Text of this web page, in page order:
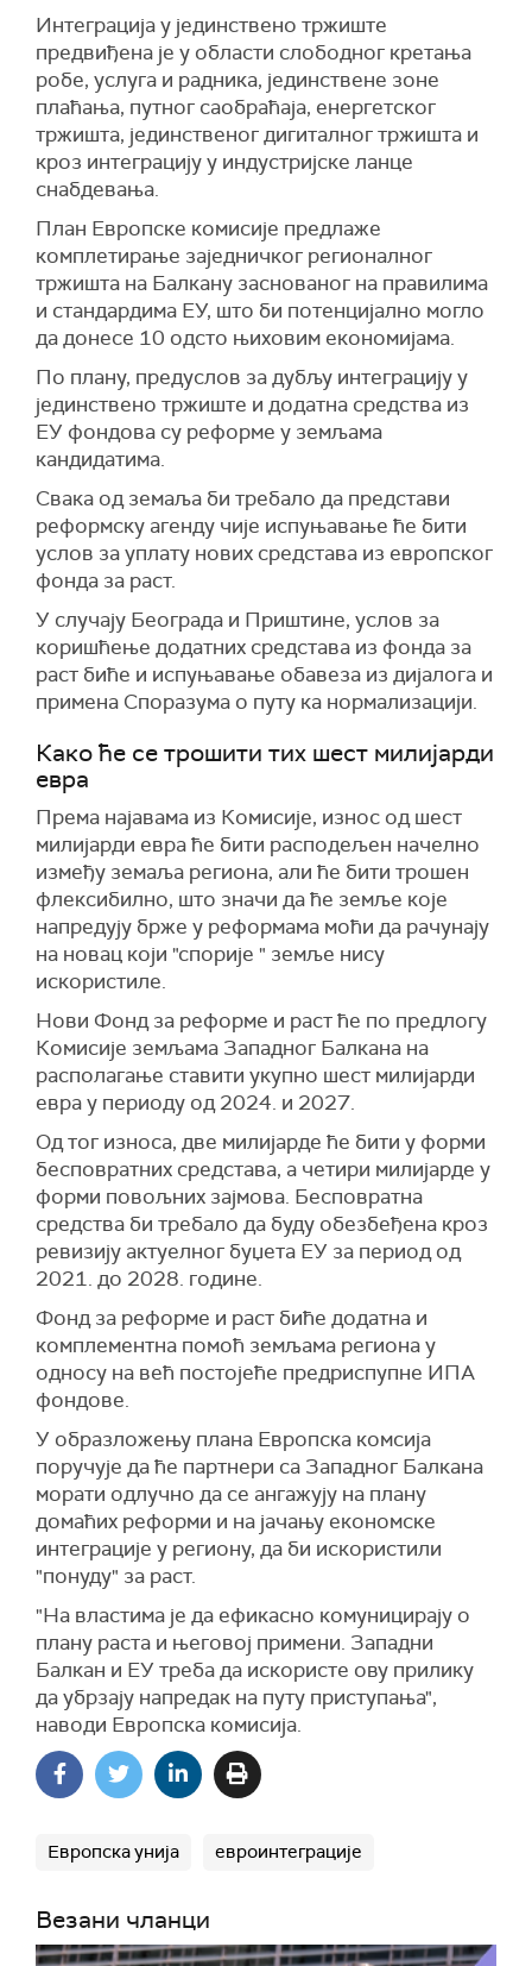
Интеграција у јединствено тржиште
предвиђена је у области слободног кретања
робе, услуга и радника, јединствене зоне
плаћања, путног саобраћаја, енергетског
тржишта, јединственог дигиталног тржишта и
кроз интеграцију у индустријске ланце
снабдевања.
План Европске комисије предлаже
комплетирање заједничког регионалног
тржишта на Балкану заснованог на правилима
и стандардима ЕУ, што би потенцијално могло
да донесе 10 одсто њиховим економијама.
По плану, предуслов за дубљу интеграцију у
јединствено тржиште и додатна средства из
ЕУ фондова су реформе у земљама
кандидатима.
Свака од земаља би требало да представи
реформску агенду чије испуњавање ће бити
услов за уплату нових средстава из европског
фонда за раст.
У случају Београда и Приштине, услов за
коришћење додатних средстава из фонда за
раст биће и испуњавање обавеза из дијалога и
примена Споразума о путу ка нормализацији.
Како ће се трошити тих шест милијарди
евра
Према најавама из Комисије, износ од шест
милијарди евра ће бити расподељен начелно
између земаља региона, али ће бити трошен
флексибилно, што значи да ће земље које
напредују брже у реформама моћи да рачунају
на новац који "спорије " земље нису
искористиле.
Нови Фонд за реформе и раст ће по предлогу
Комисије земљама Западног Балкана на
располагање ставити укупно шест милијарди
евра у периоду од 2024. и 2027.
Од тог износа, две милијарде ће бити у форми
бесповратних средстава, а четири милијарде у
форми повољних зајмова. Бесповратна
средства би требало да буду обезбеђена кроз
ревизију актуелног буџета ЕУ за период од
2021. до 2028. године.
Фонд за реформе и раст биће додатна и
комплементна помоћ земљама региона у
односу на већ постојеће предриспупне ИПА
фондове.
У образложењу плана Европска комсија
поручује да ће партнери са Западног Балкана
морати одлучно да се ангажују на плану
домаћих реформи и на јачању економске
интеграције у региону, да би искористили
"понуду" за раст.
"На властима је да ефикасно комуницирају о
плану раста и његовој примени. Западни
Балкан и ЕУ треба да искористе ову прилику
да убрзају напредак на путу приступања",
наводи Европска комисија.
Европска унија евроинтеграције
Везани чланци